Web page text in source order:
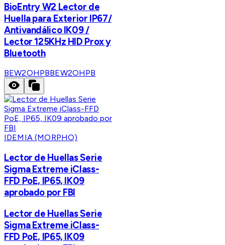
BioEntry W2 Lector de
Huella para Exterior IP67/
Antivandálico IK09 /
Lector 125KHz HID Prox y
Bluetooth
BEW2OHPBBEW2OHPB
IDEMIA (MORPHO)
Lector de Huellas Serie
Sigma Extreme iClass-
FFD PoE, IP65, IK09
aprobado por FBI
Lector de Huellas Serie
Sigma Extreme iClass-
FFD PoE, IP65, IK09